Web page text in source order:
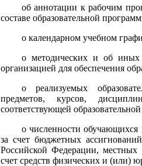
об аннотации к рабочим
составе образовательной
о календарном учебном
о методических и об иных
организацией для обеспечения
о реализуемых
предметов, курсов,
соответствующей
о численности
за счет бюджетных
Российской Федерации,
счет средств физических и (или)